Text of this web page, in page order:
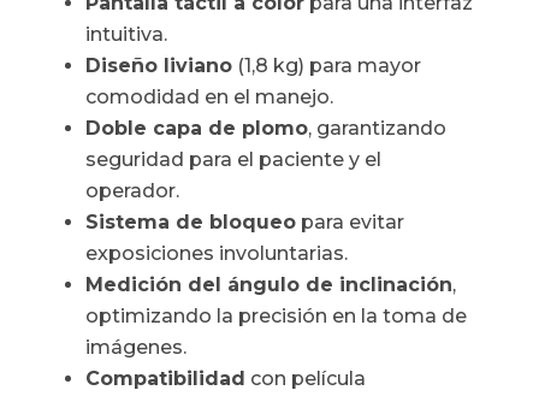
intuitiva.
Diseño liviano(1,8 kg) para mayor
comodidad en el manejo.
Doble capa de plomo, garantizando
seguridad para el paciente y el
operador.
Sistema de bloqueopara evitar
exposiciones involuntarias.
Medición del ángulo de inclinación,
optimizando la precisión en la toma de
imágenes.
Compatibilidad con película